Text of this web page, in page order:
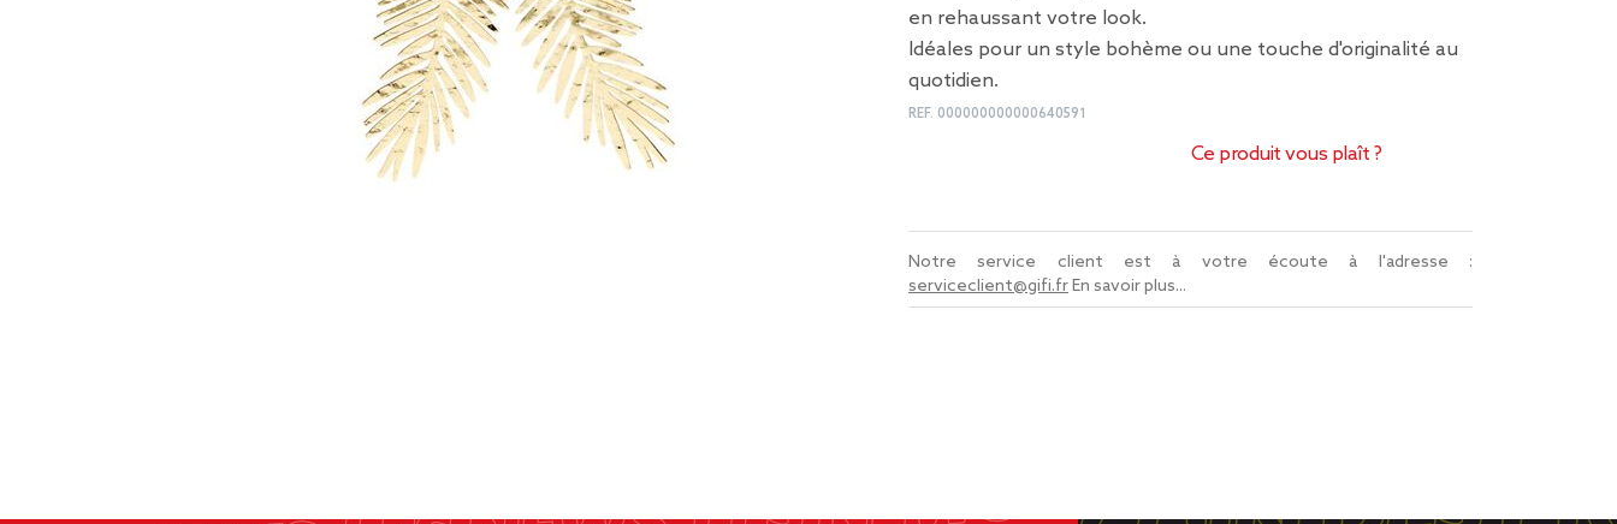
en rehaussant votre look.
Idéales pour un style bohème ou une touche d'originalité au
quotidien.
REF. 000000000000640591
Ce produit vous plaît ?
Notre service client est à votre écoute à l'adresse :
serviceclient@gifi.frEn savoir plus...